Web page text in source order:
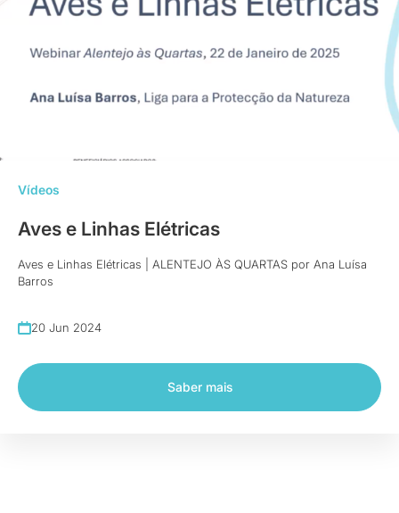
Vídeos
Aves e Linhas Elétricas
Aves e Linhas Elétricas | ALENTEJO ÀS QUARTAS por Ana Luísa
Barros
20 Jun 2024
Saber mais